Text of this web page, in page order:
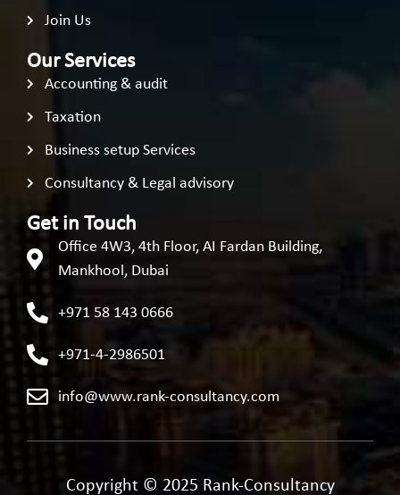
Join Us
Our Services
Accounting & audit
Taxation
Business setup Services
Consultancy & Legal advisory
Get in Touch
Office 4W3, 4th Floor, AI Fardan Building,
Mankhool, Dubai
+971 58 143 0666
+971-4-2986501
info@www.rank-consultancy.com
Copyright © 2025 Rank-Consultancy